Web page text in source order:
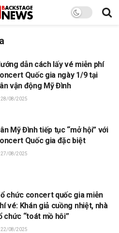
dẫn cách lấy vé miễn phí
Quốc gia ngày 1/9 tại
vận động Mỹ Đình
28/08/2025
Mỹ Đình tiếp tục “mở hội” với
Quốc gia đặc biệt
27/08/2025
chức concert quốc gia miễn
vé: Khán giả cuồng nhiệt, nhà
chức “toát mồ hôi”
22/08/2025